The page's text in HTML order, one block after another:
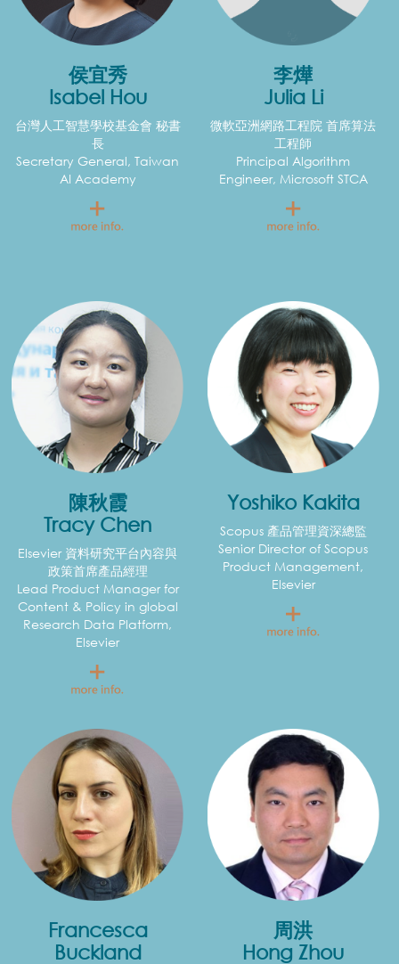
侯宜秀
Isabel Hou
台灣人工智慧學校基金會 秘書
長
Secretary General, Taiwan
AI Academy
李燁
Julia Li
微軟亞洲網路工程院 首席算法
工程師
Principal Algorithm
Engineer, Microsoft STCA
陳秋霞
Tracy Chen
Elsevier 資料研究平台內容與
政策首席產品經理
Lead Product Manager for
Content & Policy in global
Research Data Platform,
Elsevier
Yoshiko Kakita
Scopus 產品管理資深總監
Senior Director of Scopus
Product Management,
Elsevier
Francesca
Buckland
周洪
Hong Zhou